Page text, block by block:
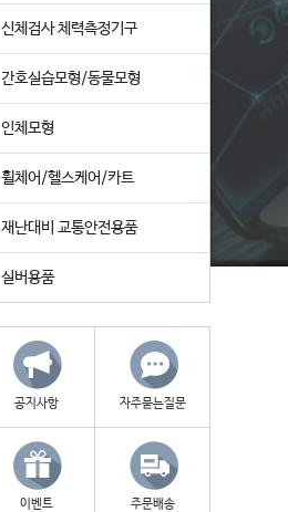
신체검사 체력측정기구
간호실습모형/동물모형
인체모형
휠체어/헬스케어/카트
재난대비 교통안전용품
실버용품
공지사항 자주묻는질문
이벤트 주문배송